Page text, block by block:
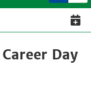
Day